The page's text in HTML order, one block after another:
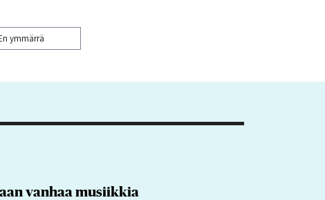
ymmärrä
vanhaa musiikkia